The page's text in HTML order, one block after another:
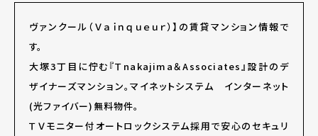
ヴァンクール（Ｖａｉｎｑｕｅｕｒ）】の賃貸マンション情報で
す。
大塚3丁目に佇む『Ｔnakajima＆Associates』設計のデ
ザイナーズマンション。マイネットシステム インターネット
(光ファイバー)無料物件。
ＴＶモニター付オートロックシステム採用で安心のセキュリ